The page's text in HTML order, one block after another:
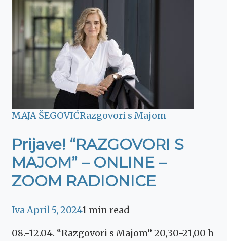
MAJA ŠEGOVIĆRazgovori s Majom
Prijave! “RAZGOVORI S
MAJOM” – ONLINE –
ZOOM RADIONICE
IvaApril 5, 20241 min read
08.-12.04. “Razgovori s Majom” 20,30-21,00 h